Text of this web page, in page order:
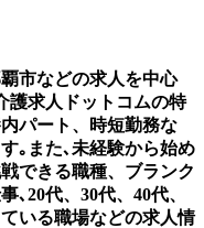
市などの求人を中心
護求人ドットコムの特
パート、時短勤務な
｡また､未経験から始め
できる職種、ブランク
､20代、30代、40代、
いる職場などの求人情